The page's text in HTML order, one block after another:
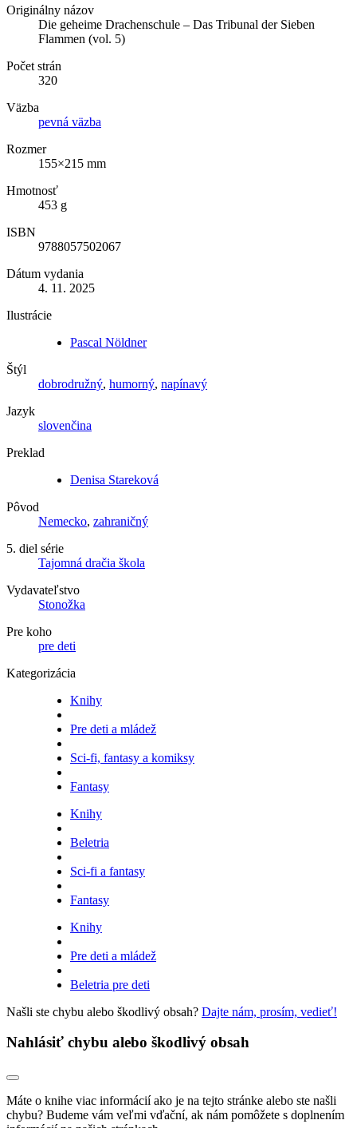
Originálny názov
Die geheime Drachenschule – Das Tribunal der Sieben
Flammen (vol. 5)
Počet strán
320
Väzba
pevná väzba
Rozmer
155×215 mm
Hmotnosť
453 g
ISBN
9788057502067
Dátum vydania
4. 11. 2025
Ilustrácie
Pascal Nöldner
Štýl
dobrodružný, humorný, napínavý
Jazyk
slovenčina
Preklad
Denisa Stareková
Pôvod
Nemecko, zahraničný
5. diel série
Tajomná dračia škola
Vydavateľstvo
Stonožka
Pre koho
pre deti
Kategorizácia
Knihy
Pre deti a mládež
Sci-fi, fantasy a komiksy
Fantasy
Knihy
Beletria
Sci-fi a fantasy
Fantasy
Knihy
Pre deti a mládež
Beletria pre deti
Našli ste chybu alebo škodlivý obsah? Dajte nám, prosím, vedieť!
Nahlásiť chybu alebo škodlivý obsah
Máte o knihe viac informácií ako je na tejto stránke alebo ste našli
chybu? Budeme vám veľmi vďační, ak nám pomôžete s doplnením